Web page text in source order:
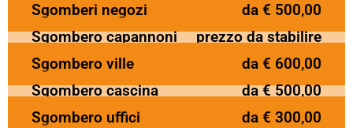
Sgomberi negozi
da € 500,00
Sgombero capannoni
prezzo da stabilire
Sgombero ville
da € 600,00
Sgombero cascina
da € 500,00
Sgombero uffici
da € 300,00